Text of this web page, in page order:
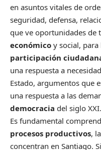
en asuntos vitales de
seguridad, defensa,
que ve oportunidades de
económico y social, para
participación
una respuesta a
Estado, argumentos que
una respuesta a las
democracia del siglo XXI.
Es fundamental
procesos productivos, la
concentran en Santiago.